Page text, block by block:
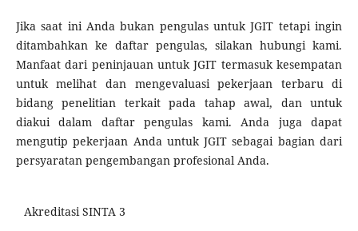
Jika saat ini Anda bukan pengulas untuk JGIT tetapi ingin
ditambahkan ke daftar pengulas, silakan hubungi kami.
Manfaat dari peninjauan untuk JGIT termasuk kesempatan
untuk melihat dan mengevaluasi pekerjaan terbaru di
bidang penelitian terkait pada tahap awal, dan untuk
diakui dalam daftar pengulas kami. Anda juga dapat
mengutip pekerjaan Anda untuk JGIT sebagai bagian dari
persyaratan pengembangan profesional Anda.
Akreditasi SINTA 3